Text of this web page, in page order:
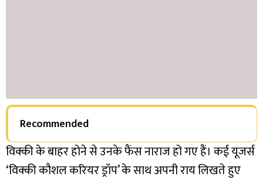
Recommended
विक्की के बाहर होने से उनके फैंस नाराज हो गए हैं। कई यूजर्स
‘विक्की कौशल करियर ड्रॉप’ के साथ अपनी राय लिखते हुए